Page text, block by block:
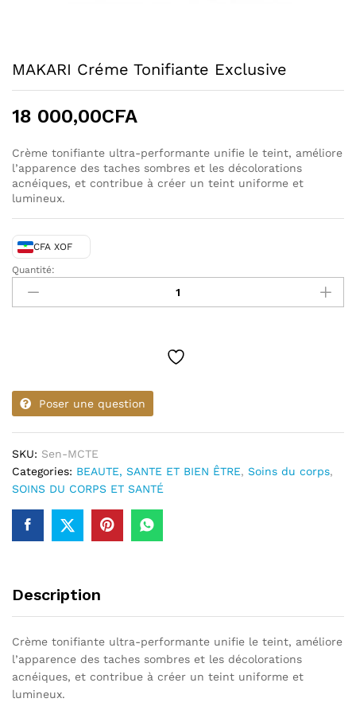
MAKARI Créme Tonifiante Exclusive
18 000,00CFA
Crème tonifiante ultra-performante unifie le teint, améliore
l’apparence des taches sombres et les décolorations
acnéiques, et contribue à créer un teint uniforme et
lumineux.
CFA XOF
MAKARI
Créme
Tonifiante
Quantité:
Poser une question
SKU: Sen-MCTE
Categories: BEAUTE, SANTE ET BIEN ÊTRE, Soins du corps,
SOINS DU CORPS ET SANTÉ
Description
Crème tonifiante ultra-performante unifie le teint, améliore
l’apparence des taches sombres et les décolorations
acnéiques, et contribue à créer un teint uniforme et
lumineux.